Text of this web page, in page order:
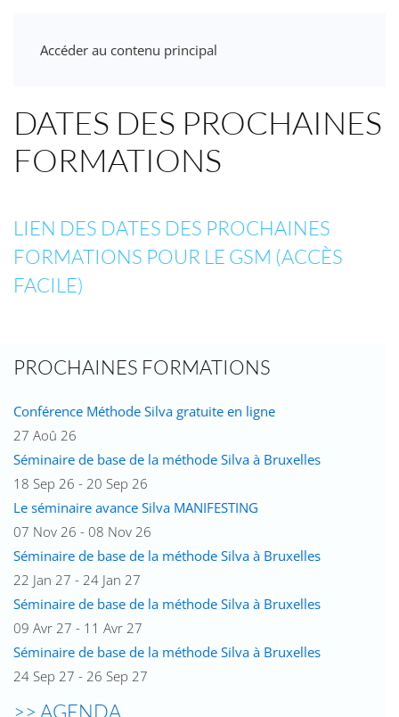
Accéder au contenu principal
DATES DES PROCHAINES
FORMATIONS
LIEN DES DATES DES PROCHAINES
FORMATIONS POUR LE GSM (ACCÈS
FACILE)
PROCHAINES FORMATIONS
Conférence Méthode Silva gratuite en ligne
27 Aoû 26
Séminaire de base de la méthode Silva à Bruxelles
18 Sep 26 - 20 Sep 26
Le séminaire avance Silva MANIFESTING
07 Nov 26 - 08 Nov 26
Séminaire de base de la méthode Silva à Bruxelles
22 Jan 27 - 24 Jan 27
Séminaire de base de la méthode Silva à Bruxelles
09 Avr 27 - 11 Avr 27
Séminaire de base de la méthode Silva à Bruxelles
24 Sep 27 - 26 Sep 27
>> AGENDA